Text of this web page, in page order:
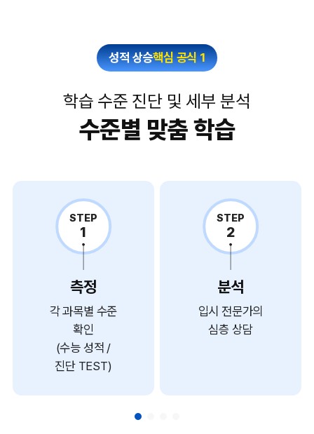
성적 상승핵심 공식 1
학습 수준 진단 및 세부 분석
수준별 맞춤 학습
STEP
1
측정
각 과목별 수준
확인
(수능 성적 /
진단 TEST)
STEP
2
분석
입시 전문가의
심층 상담